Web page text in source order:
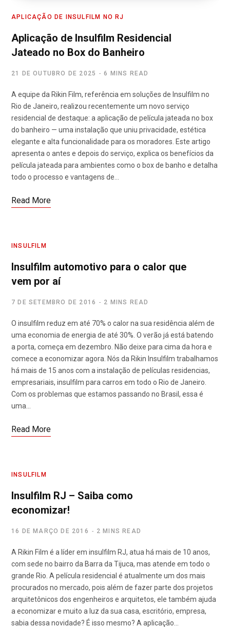
APLICAÇÃO DE INSULFILM NO RJ
Aplicação de Insulfilm Residencial
Jateado no Box do Banheiro
21 DE OUTUBRO DE 2025 6 MINS READ
A equipe da Rikin Film, referência em soluções de Insulfilm no
Rio de Janeiro, realizou recentemente um novo serviço
residencial de destaque: a aplicação de película jateada no box
do banheiro — uma instalação que uniu privacidade, estética
elegante e alta funcionalidade para os moradores. Este artigo
apresenta o antes e depois do serviço, explica os benefícios da
película jateada para ambientes como o box de banho e detalha
todo o processo e vantagens de…
Read More
INSULFILM
Insulfilm automotivo para o calor que
vem por aí
7 DE SETEMBRO DE 2016 2 MINS READ
O insulfilm reduz em até 70% o calor na sua residência além de
uma economia de energia de até 30%. O verão já está batendo
a porta, começa em dezembro. Não deixe para cima da hora e
comece a economizar agora. Nós da Rikin Insulfilm trabalhamos
há mais de 15 anos com a instalação de películas residencias,
empresariais, insulfilm para carros em todo o Rio de Janeiro.
Com os problemas que estamos passando no Brasil, essa é
uma…
Read More
INSULFILM
Insulfilm RJ – Saiba como
economizar!
16 DE MARÇO DE 2016 2 MINS READ
A Rikin Film é a líder em insulfilm RJ, atua há mais de 10 anos,
com sede no bairro da Barra da Tijuca, mas atende em todo o
grande Rio. A película residencial é atualmente um dos mais
procurados no mercado, pois além de fazer parte dos projetos
arquitetônicos dos engenheiros e arquitetos, ele também ajuda
a economizar e muito a luz da sua casa, escritório, empresa,
sabia dessa novidade? É isso mesmo? A aplicação…